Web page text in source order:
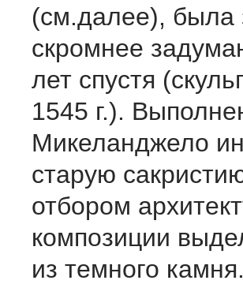
(см.далее), была
скромнее
лет спустя
1545 г.).
Микеланджело
старую
отбором
композиции
из темного